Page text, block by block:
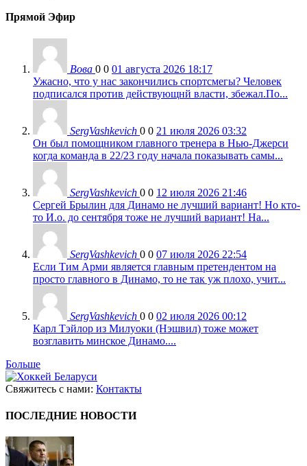
Прямой Эфир
Вова 0 0 01 августа 2026 18:17
Ужасно, что у нас закончились спортсмегы? Человек
подписался против действующнй власти, збежал.По...
SergVashkevich 0 0 21 июля 2026 03:32
Он был помощником главного тренера в Нью-Джерси
когда команда в 22/23 году начала показывать самы...
SergVashkevich 0 0 12 июля 2026 21:46
Сергей Брылин для Динамо не лучший вариант! Но кто-
то И.о. до сентября тоже не лучший вариант! На...
SergVashkevich 0 0 07 июля 2026 22:54
Если Тим Арми является главным претендентом на
просто главного в Динамо, то не так уж плохо, учит...
SergVashkevich 0 0 02 июля 2026 00:12
Карл Тэйлор из Милуоки (Нэшвил) тоже может
возглавить минское Динамо....
Больше
Свяжитесь с нами: Контакты
ПОСЛЕДНИЕ НОВОСТИ